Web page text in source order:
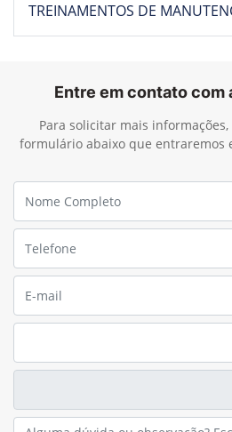
TREINAMENTOS DE
Entre em contato com
Para solicitar mais
formulário abaixo que entraremos